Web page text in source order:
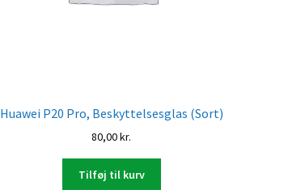
Huawei P20 Pro, Beskyttelsesglas (Sort)
80,00kr.
Tilføj til kurv